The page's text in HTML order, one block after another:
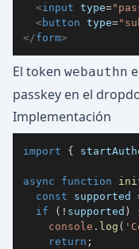
<input type="
<button type="
</form>
El token webauthn
passkey en el
Implementación
import {
async function
const supported
if
( ! supported )
console . log (
return ;